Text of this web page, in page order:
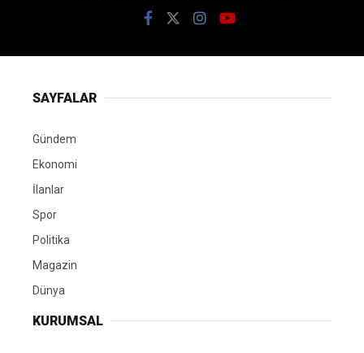
SAYFALAR
Gündem
Ekonomi
İlanlar
Spor
Politika
Magazin
Dünya
KURUMSAL